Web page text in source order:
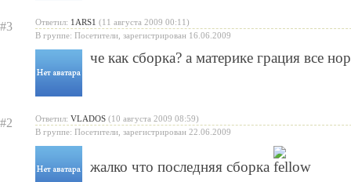
#3 Ответил: 1ARS1 (11 августа 2009 00:11)
В группе: Посетители, зарегистрирован 16.06.2009
че как сборка? а материке грация все
#2 Ответил: VLADOS (10 августа 2009 08:59)
В группе: Посетители, зарегистрирован 22.06.2009
жалко что последняя сборка